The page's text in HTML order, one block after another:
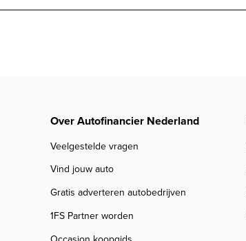
Over Autofinancier Nederland
Veelgestelde vragen
Vind jouw auto
Gratis adverteren autobedrijven
1FS Partner worden